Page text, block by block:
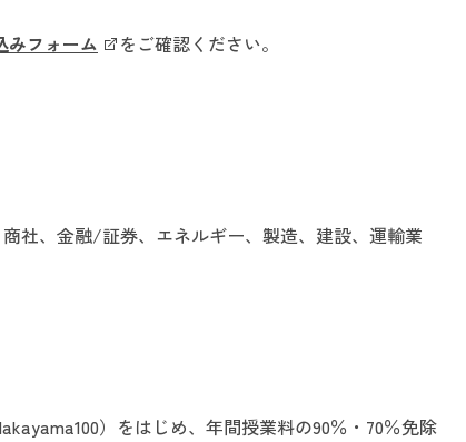
みフォーム
をご確認ください。
社、金融/証券、エネルギー、製造、建設、運輸業
）をはじめ、年間授業料の90％・70％免除